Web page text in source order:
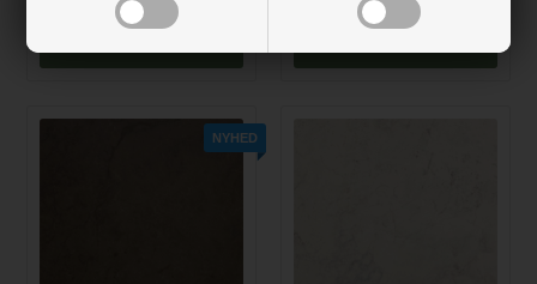
Lev. 10-15 dage
Lev. 10-15 dage
NYHED